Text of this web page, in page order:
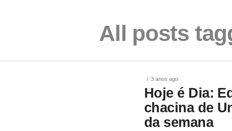
All posts
3 anos ago
Hoje é Dia:
chacina de
da semana